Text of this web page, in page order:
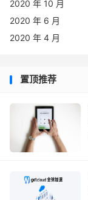
2020 年 10 月
2020 年 6 月
2020 年 4 月
置顶推荐